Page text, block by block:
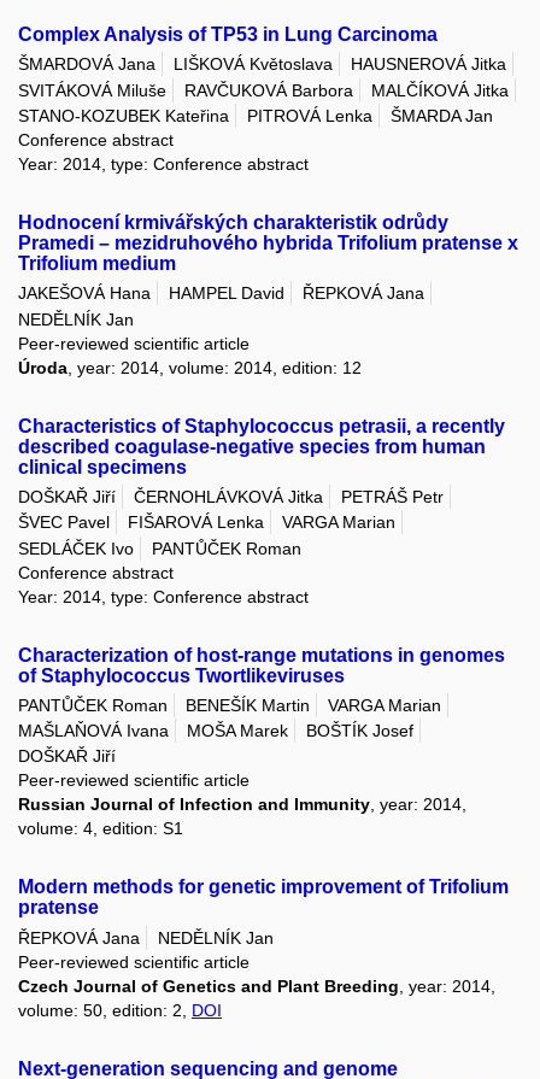
Complex Analysis of TP53 in Lung Carcinoma
ŠMARDOVÁ Jana LIŠKOVÁ Květoslava
HAUSNEROVÁ Jitka
SVITÁKOVÁ Miluše
RAVČUKOVÁ Barbora
MALČÍKOVÁ Jitka
STANO-KOZUBEK Kateřina
PITROVÁ Lenka
ŠMARDA Jan
Conference abstract
Year: 2014, type: Conference abstract
Hodnocení krmivářských charakteristik odrůdy
Pramedi – mezidruhového hybrida Trifolium pratense x
Trifolium medium
JAKEŠOVÁ Hana HAMPEL David
ŘEPKOVÁ Jana
NEDĚLNÍK Jan
Peer-reviewed scientific article
Úroda , year: 2014, volume: 2014, edition: 12
Characteristics of Staphylococcus petrasii, a recently
described coagulase-negative species from human
clinical specimens
DOŠKAŘ Jiří ČERNOHLÁVKOVÁ Jitka
PETRÁŠ Petr
ŠVEC Pavel
FIŠAROVÁ Lenka
VARGA Marian
SEDLÁČEK Ivo
PANTŮČEK Roman
Conference abstract
Year: 2014, type: Conference abstract
Characterization of host-range mutations in genomes
of Staphylococcus Twortlikeviruses
PANTŮČEK Roman BENEŠÍK Martin
VARGA Marian
MAŠLAŇOVÁ Ivana
MOŠA Marek
BOŠTÍK Josef
DOŠKAŘ Jiří
Peer-reviewed scientific article
Russian Journal of Infection and Immunity, year: 2014,
volume: 4, edition: S1
Modern methods for genetic improvement of Trifolium
pratense
ŘEPKOVÁ Jana
NEDĚLNÍK Jan
Peer-reviewed scientific article
Czech Journal of Genetics and Plant Breeding , year: 2014,
volume: 50, edition: 2, DOI
Next-generation sequencing and genome